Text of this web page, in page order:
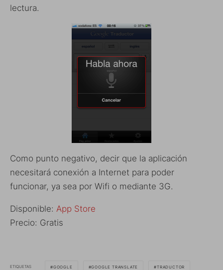
lectura.
Como punto negativo, decir que la aplicación
necesitará conexión a Internet para poder
funcionar, ya sea por Wifi o mediante 3G.
Disponible: App Store
Precio: Gratis
ETIQUETAS GOOGLE GOOGLE TRANSLATE TRADUCTOR